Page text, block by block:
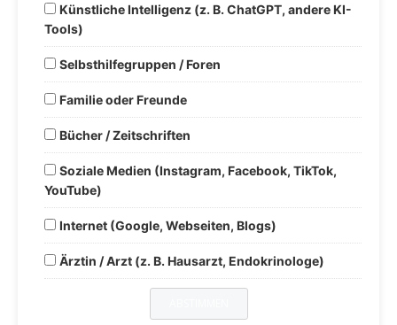
Künstliche Intelligenz (z. B. ChatGPT, andere KI-
Tools)
Selbsthilfegruppen / Foren
Familie oder Freunde
Bücher / Zeitschriften
Soziale Medien (Instagram, Facebook, TikTok,
YouTube)
Internet (Google, Webseiten, Blogs)
Ärztin / Arzt (z. B. Hausarzt, Endokrinologe)